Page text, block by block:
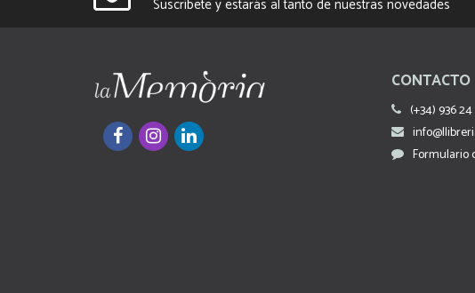
Suscríbete y estarás al tanto de nuestras novedades
CONTACTO
(+34) 936 24
Formulario